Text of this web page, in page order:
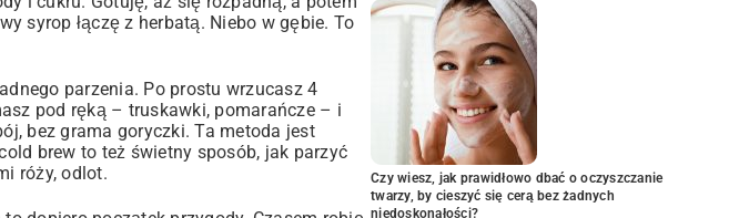
syrop łączę z herbatą. Niebo w gębie. To
parzenia. Po prostu wrzucasz 4
pod ręką – truskawki, pomarańcze – i
bez grama goryczki. Ta metoda jest
brew to też świetny sposób, jak parzyć
róży, odlot.
Czy wiesz, jak prawidłowo dbać o oczyszczanie
twarzy, by cieszyć się cerą bez żadnych
niedoskonałości?